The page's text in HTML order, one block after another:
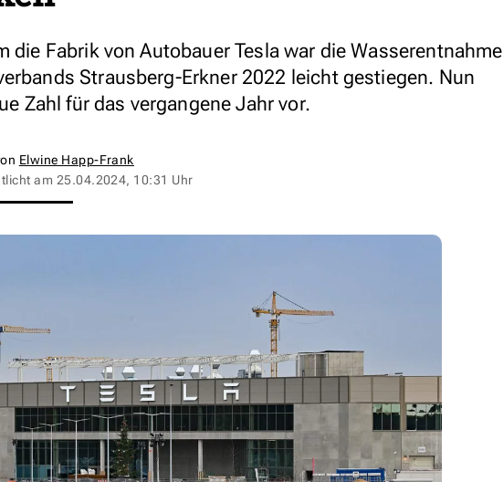
die Fabrik von Autobauer Tesla war die Wasserentnahme
Strausberg-Erkner 2022 leicht gestiegen. Nun
Zahl für das vergangene Jahr vor.
Elwine Happ-Frank
am 25.04.2024, 10:31 Uhr